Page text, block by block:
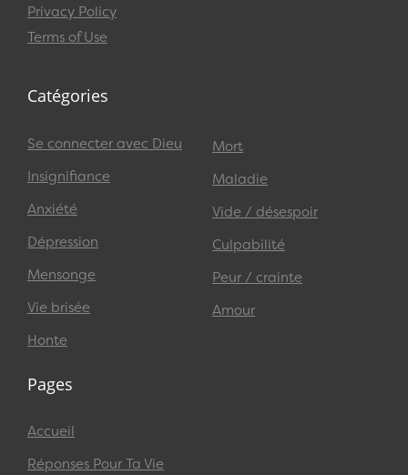
Privacy Policy
Terms of Use
Catégories
Se connecter avec Dieu
Insignifiance
Anxiété
Dépression
Mensonge
Vie brisée
Honte
Mort
Maladie
Vide / désespoir
Culpabilité
Peur / crainte
Amour
Pages
Accueil
Réponses Pour Ta Vie